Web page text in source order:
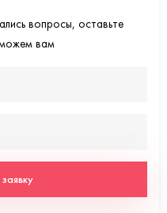
вопросы, оставьте
вам